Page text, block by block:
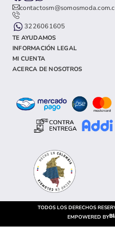
3226061605
TE AYUDAMOS
INFORMACIÓN LEGAL
MI CUENTA
ACERCA DE NOSOTROS
TODOS LOS DERECHOS
EMPOWERED BY